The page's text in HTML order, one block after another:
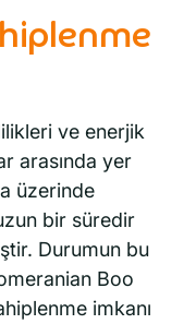
ve enerjik
arasında yer
üzerinde
bir süredir
Durumun bu
Boo
imkanı